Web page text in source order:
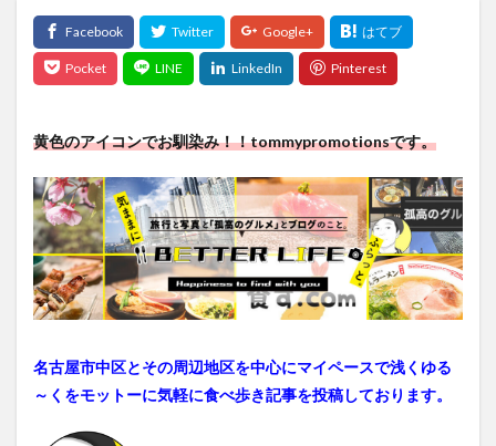
黄色のアイコンでお馴染み！！tommypromotionsです。
名古屋市中区とその周辺地区を中心にマイペースで浅くゆる
～くをモットーに気軽に食べ歩き記事を投稿しております。